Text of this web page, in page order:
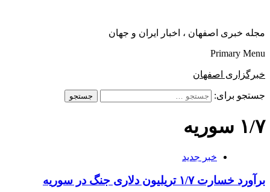
مجله خبری اصفهان ، اخبار ایران و جهان
Primary Menu
خبرگزاری اصفهان
جستجو برای:
۱/۷ سوریه
خبر جدید
برآورد خسارت ۱/۷ تریلیون دلاری جنگ در سوریه